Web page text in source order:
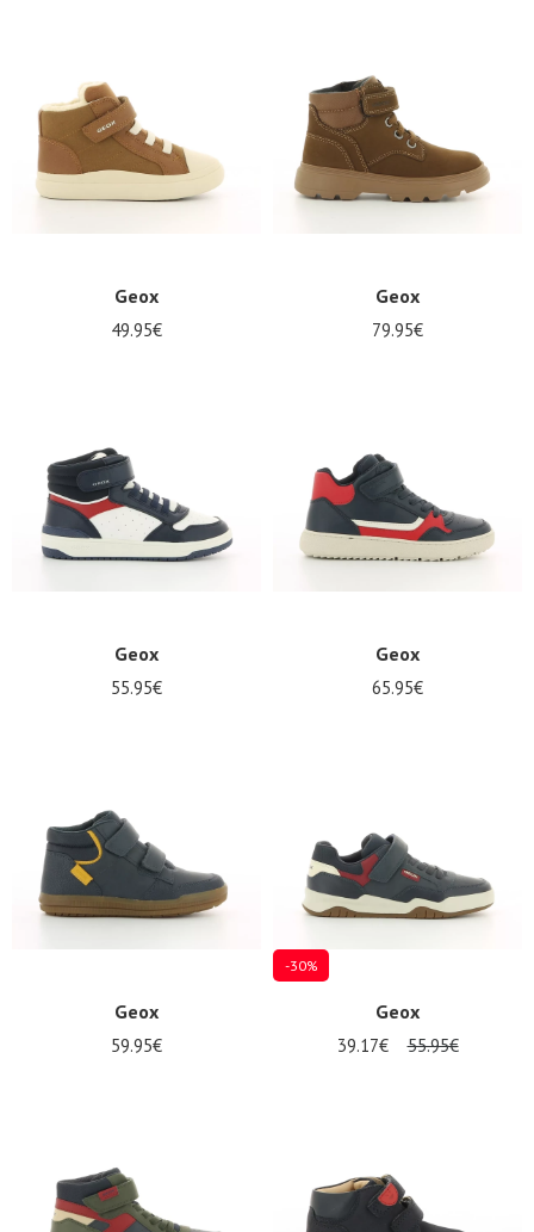
Geox
49.95€
Geox
79.95€
Geox
55.95€
Geox
65.95€
Geox
59.95€
-30%
Geox
39.17€ 55.95€